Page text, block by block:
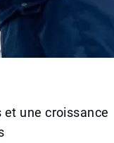
et une croissance